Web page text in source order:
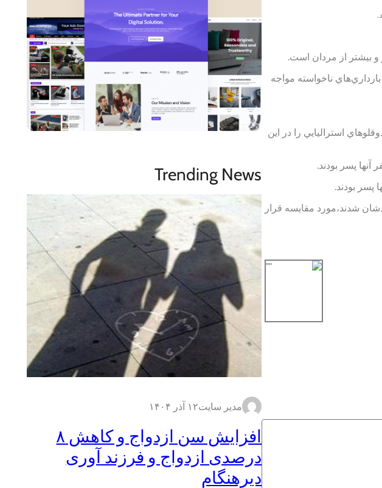
و بيشتر از مردان است.
ناخواسته مواجه
استراليايي را در اين
شدند،‌مورد مقايسه قرار
Trending News
مدیر سایت۱۲ آذر ۱۴۰۴
افزایش سن ازدواج و کاهش ۸
درصدی ازدواج و فرزند آوری
دیرهنگام